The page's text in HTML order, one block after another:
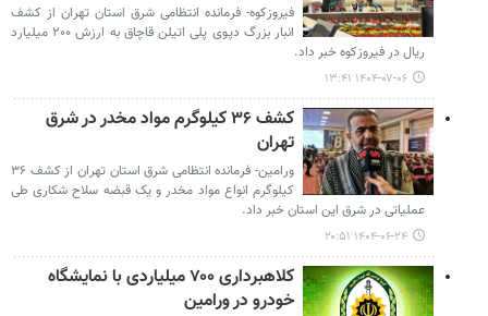
فیروزکوه- فرمانده انتظامی شرق استان تهران از کشف
انبار بزرگ دپوی پلی اتیلن قاچاق به ارزش ۲۰۰ میلیارد
ریال در فیروزکوه خبر داد.
۱۴۰۴-۰۷-۰۶ ۱۳:۴۱
کشف ۳۶ کیلوگرم مواد مخدر در شرق
تهران
ورامین- فرمانده انتظامی شرق استان تهران از کشف ۳۶
کیلوگرم انواع مواد مخدر و یک قبضه سلاح شکاری طی
عملیاتی در شرق این استان خبر داد.
۱۴۰۴-۰۶-۲۴ ۲۰:۵۱
کلاهبرداری ۷۰۰ میلیاردی با نمایشگاه
خودرو در ورامین